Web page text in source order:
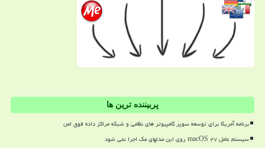
پربیننده ترین ها
برنامه آمریکا برای توسعه سوپر کامپیوتر های نظامی و شبکه مراکز داده فوق امن
سیستم عامل macOS ۲۷ روی این مدلهای مک اجرا نمی شود